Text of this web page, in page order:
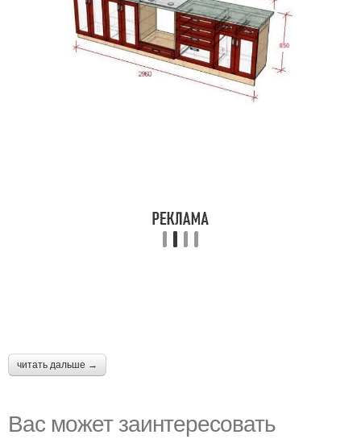
читать дальше →
Вас может заинтересовать